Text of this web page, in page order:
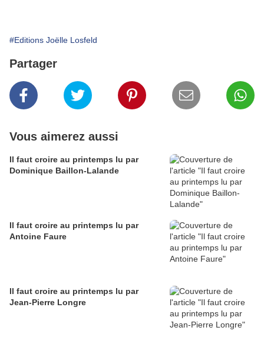
#Editions Joëlle Losfeld
Partager
Vous aimerez aussi
Il faut croire au printemps lu par
Dominique Baillon-Lalande
Il faut croire au printemps lu par
Antoine Faure
Il faut croire au printemps lu par
Jean-Pierre Longre